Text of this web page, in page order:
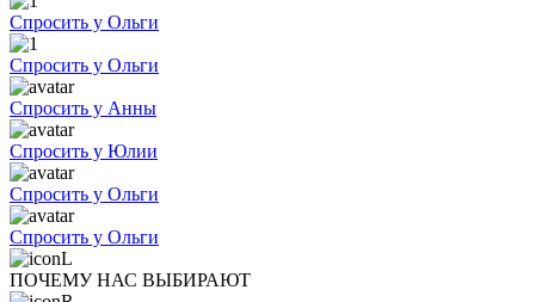
Спросить у Ольги
Спросить у Ольги
Спросить у Анны
Спросить у Юлии
Спросить у Ольги
Спросить у Ольги
ПОЧЕМУ НАС ВЫБИРАЮТ